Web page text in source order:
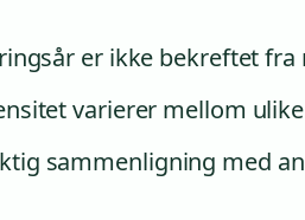
er ikke bekreftet fra
varierer mellom
sammenligning med